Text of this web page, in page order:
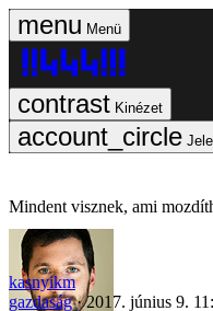
Menü
Kinézet
Mindent visznek, ami
kasnyikm
gazdaság
2017. június 9.